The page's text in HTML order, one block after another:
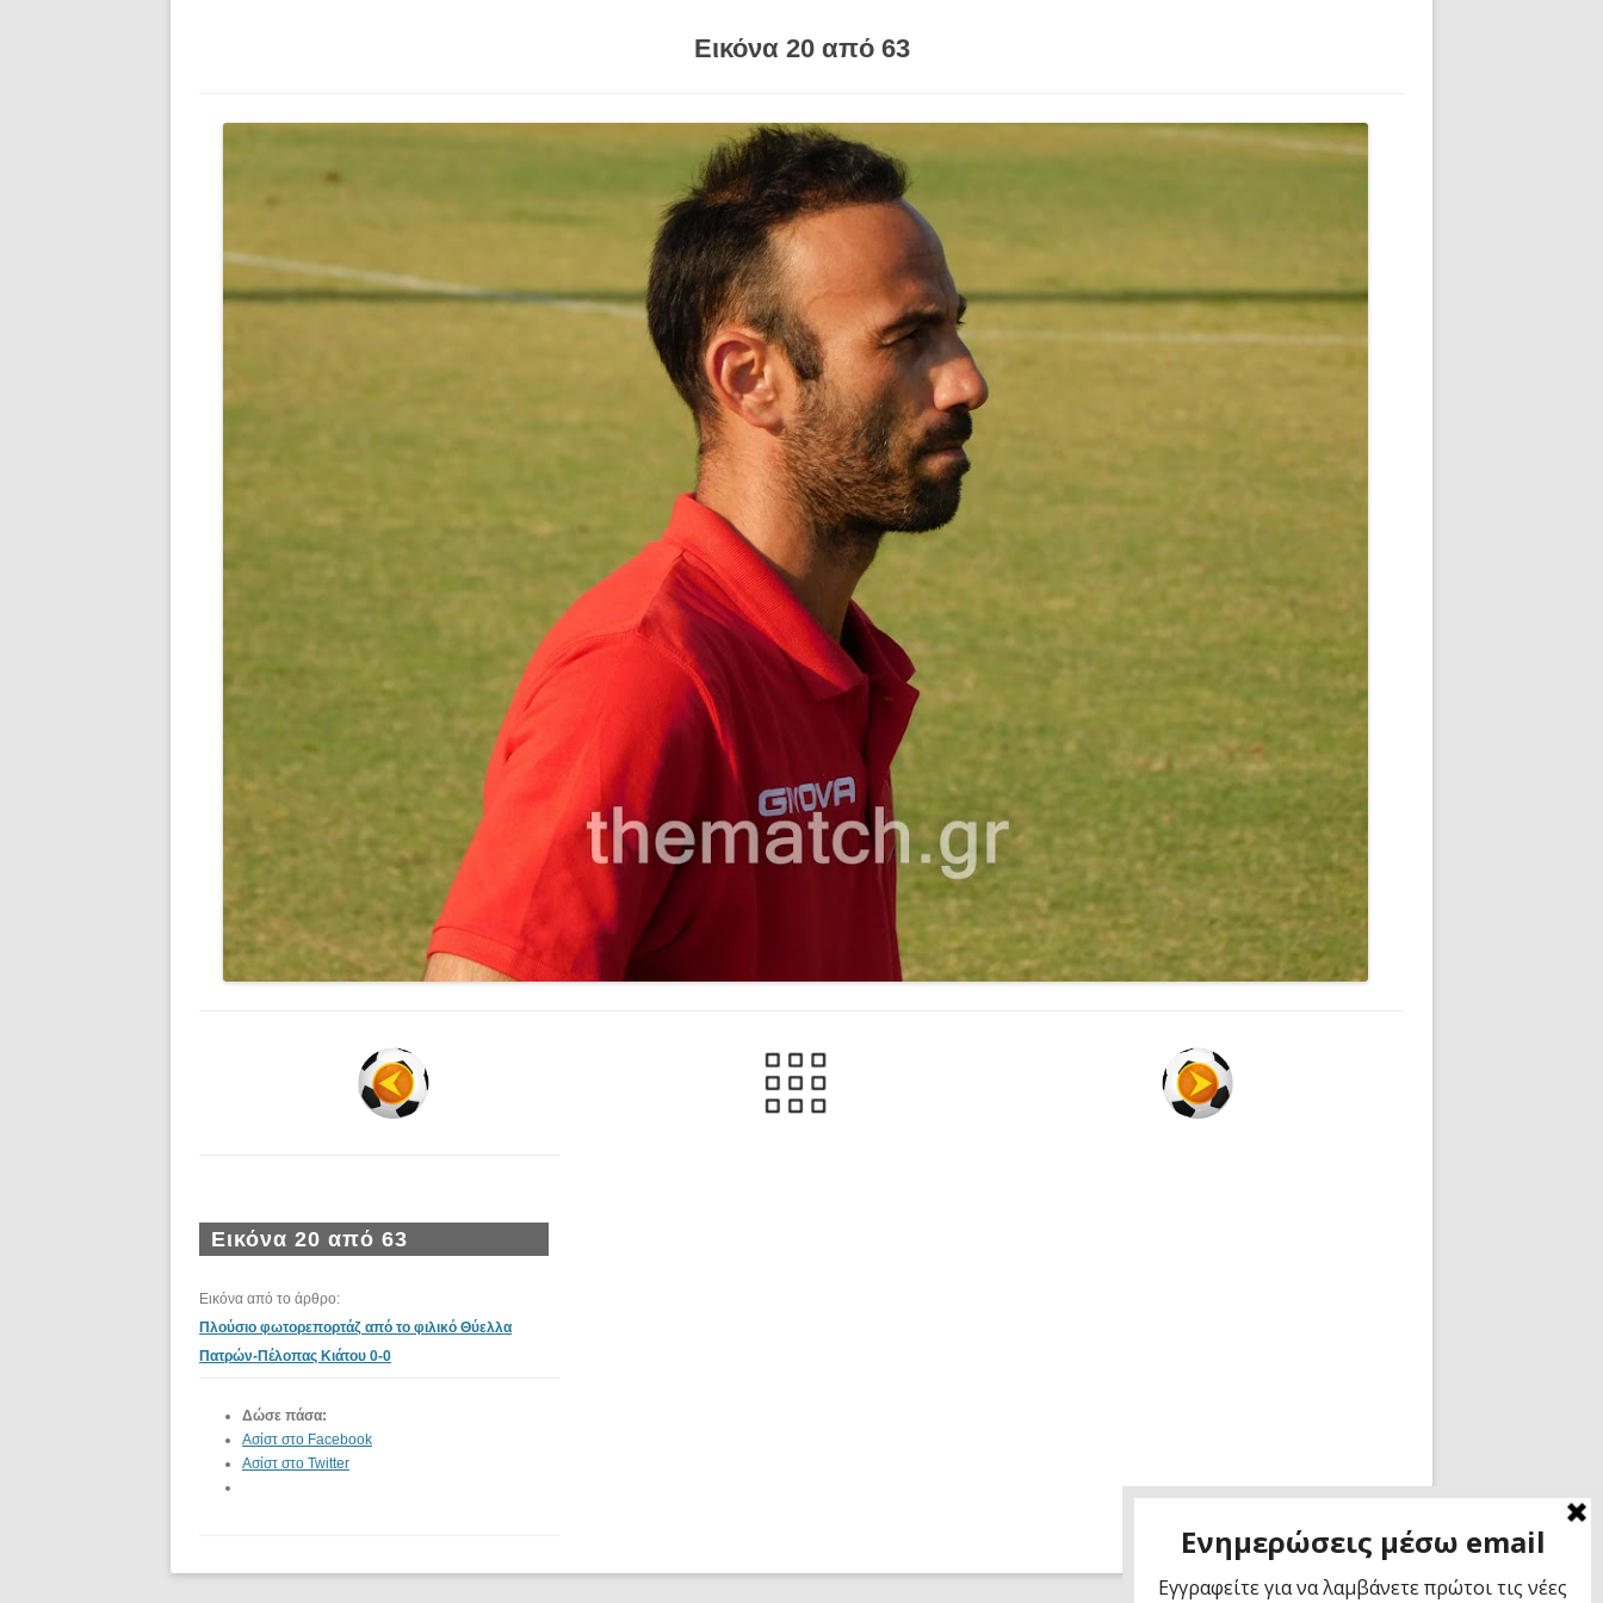
Εικόνα 20 από 63
Εικόνα 20 από 63
Εικόνα από το άρθρο:
Πλούσιο φωτορεπορτάζ από το φιλικό Θύελλα
Πατρών-Πέλοπας Κιάτου 0-0
Δώσε πάσα:
Ασίστ στο Facebook
Ασίστ στο Twitter